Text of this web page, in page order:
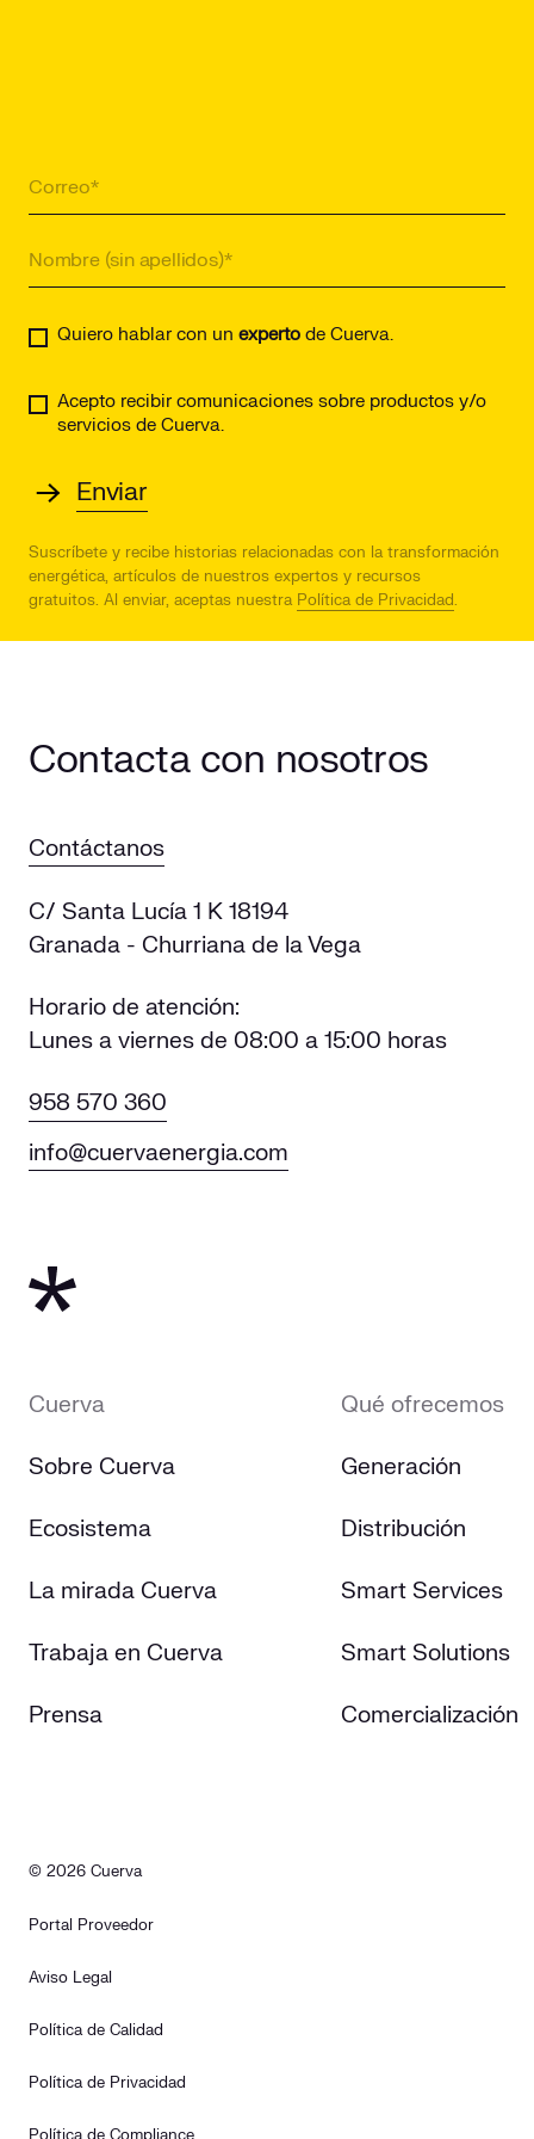
Quiero hablar con un experto de Cuerva.
Acepto recibir comunicaciones sobre productos y/o
servicios de Cuerva.
Suscríbete y recibe historias relacionadas con la transformación
energética, artículos de nuestros expertos y recursos
gratuitos. Al enviar, aceptas nuestra Política de Privacidad.
Contacta con nosotros
Contáctanos
C/ Santa Lucía 1 K 18194
Granada - Churriana de la Vega
Horario de atención:
Lunes a viernes de 08:00 a 15:00 horas
958 570 360
info@cuervaenergia.com
Cuerva
Sobre Cuerva
Ecosistema
La mirada Cuerva
Trabaja en Cuerva
Prensa
Qué ofrecemos
Generación
Distribución
Smart Services
Smart Solutions
Comercialización
© 2026 Cuerva
Portal Proveedor
Aviso Legal
Política de Calidad
Política de Privacidad